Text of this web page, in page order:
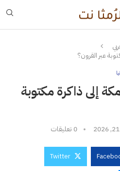
عبر القرون؟
إلى ذاكرة مكتوبة
0 تعليقات
Twitter